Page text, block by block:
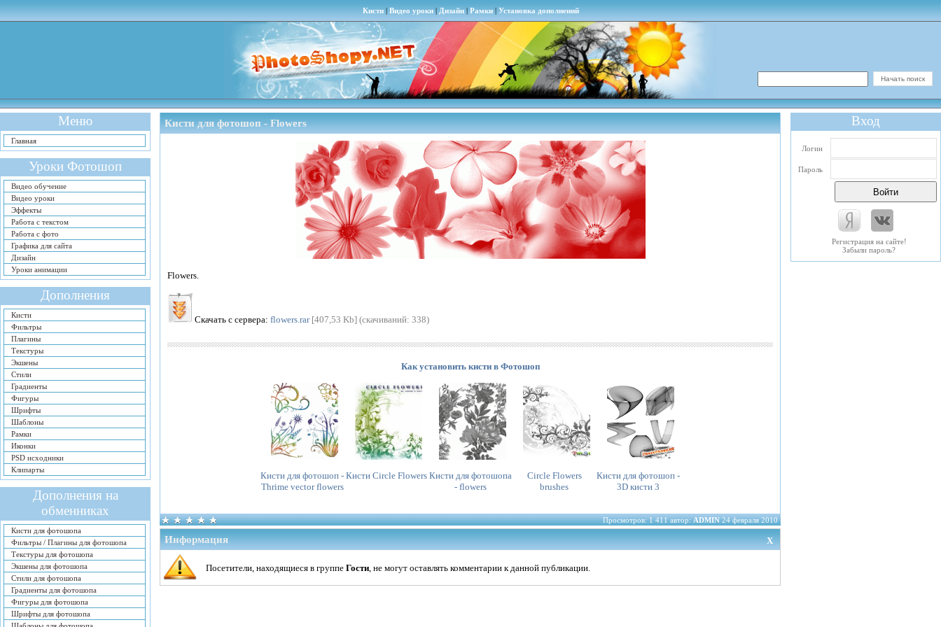
Кисти| Видео уроки| Дизайн| Рамки| Установка дополнений
Меню
Главная
Уроки Фотошоп
Видео обучение
Видео уроки
Эффекты
Работа с текстом
Работа с фото
Графика для сайта
Дизайн
Уроки анимации
Дополнения
Кисти
Фильтры
Плагины
Текстуры
Экшены
Стили
Градиенты
Фигуры
Шрифты
Шаблоны
Рамки
Иконки
PSD исходники
Клипарты
Дополнения на
обменниках
Кисти для фотошопа
Фильтры / Плагины для фотошопа
Текстуры для фотошопа
Экшены для фотошопа
Стили для фотошопа
Градиенты для фотошопа
Фигуры для фотошопа
Шрифты для фотошопа
Вход
Логин
Пароль
Регистрация на сайте!
Забыли пароль?
Кисти для фотошоп - Flowers
Flowers.
Скачать с сервера:flowers.rar[407,53 Kb] (cкачиваний: 338)
Как установить кисти в Фотошоп
Кисти для фотошоп -
Thrime vector flowers
Кисти Circle Flowers Кисти для фотошопа
- flowers
Circle Flowers
brushes
Кисти для фотошоп -
3D кисти 3
Просмотров: 1 411 автор:ADMIN24 февраля 2010
Информация X
Посетители, находящиеся в группеГости, не могут оставлять комментарии к данной публикации.